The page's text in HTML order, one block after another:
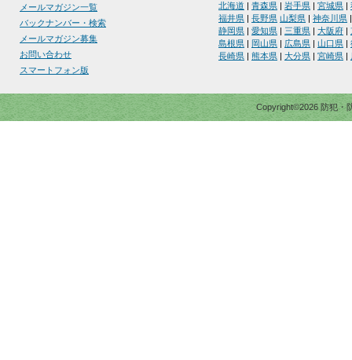
メールマガジン一覧
バックナンバー・検索
メールマガジン募集
お問い合わせ
スマートフォン版
北海道 青森県 岩手県 宮城県
福井県
長野県 山梨県 神奈川県
静岡県
愛知県 三重県 大阪府
島根県
岡山県 広島県 山口県
長崎県
熊本県 大分県 宮崎県
Copyright©2026 防犯・